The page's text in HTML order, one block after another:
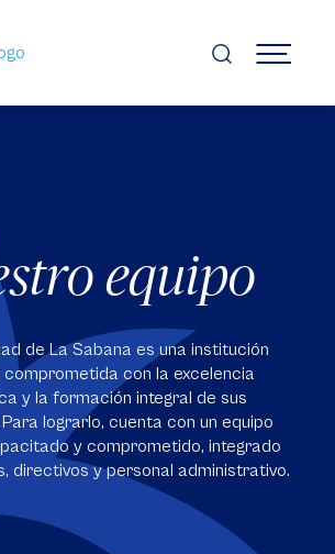
MENÚ
equipo
de La Sabana es una institución
con la excelencia
y la formación integral de sus
lograrlo, cuenta con un equipo
y comprometido, integrado
directivos y personal administrativo.